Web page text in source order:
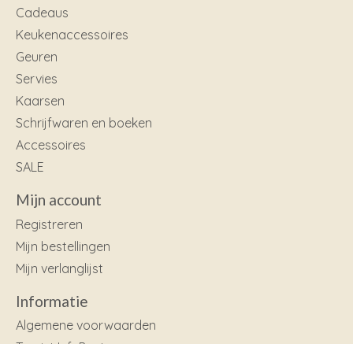
Cadeaus
Keukenaccessoires
Geuren
Servies
Kaarsen
Schrijfwaren en boeken
Accessoires
SALE
Mijn account
Registreren
Mijn bestellingen
Mijn verlanglijst
Informatie
Algemene voorwaarden